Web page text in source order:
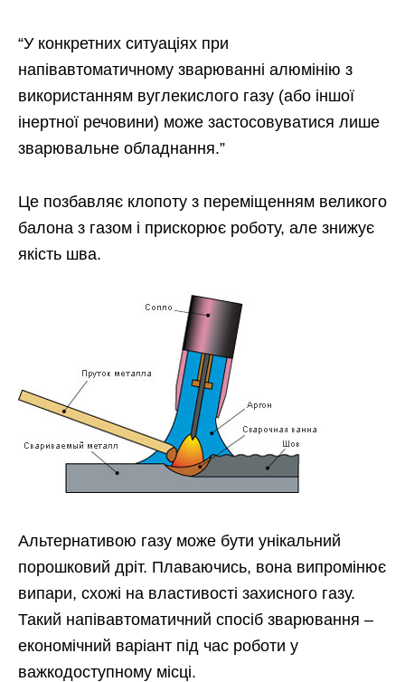
“У конкретних ситуаціях при
напівавтоматичному зварюванні алюмінію з
використанням вуглекислого газу (або іншої
інертної речовини) може застосовуватися лише
зварювальне обладнання.”
Це позбавляє клопоту з переміщенням великого
балона з газом і прискорює роботу, але знижує
якість шва.
Альтернативою газу може бути унікальний
порошковий дріт. Плаваючись, вона випромінює
випари, схожі на властивості захисного газу.
Такий напівавтоматичний спосіб зварювання –
економічний варіант під час роботи у
важкодоступному місці.